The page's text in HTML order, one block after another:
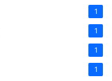
1
1
1
1